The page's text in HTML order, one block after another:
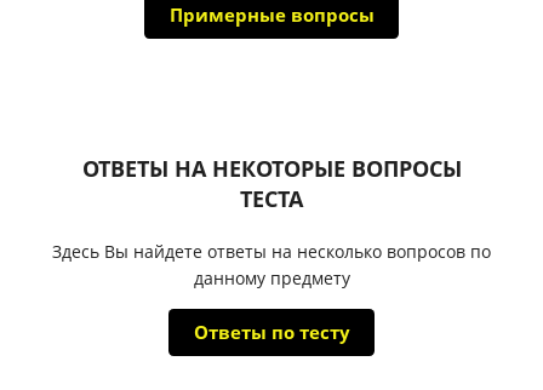
Примерные вопросы
ОТВЕТЫ НА НЕКОТОРЫЕ ВОПРОСЫ
ТЕСТА
Здесь Вы найдете ответы на несколько вопросов по
данному предмету
Ответы по тесту